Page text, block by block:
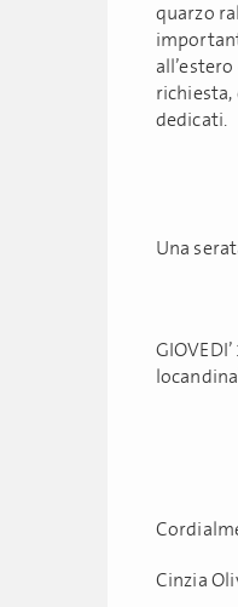
quarzo
richiesta,
dedicati.
Una
Cinzia